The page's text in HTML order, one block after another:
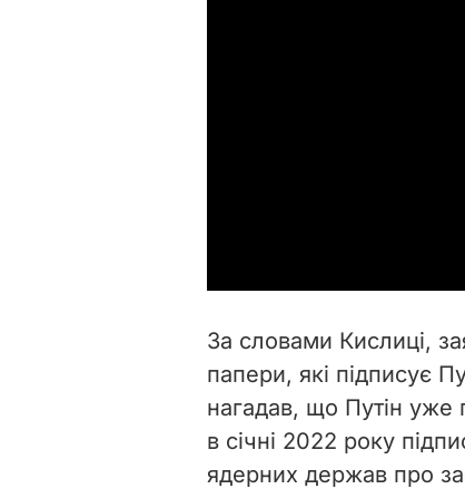
За словами Кислиці,
папери, які підписує
нагадав, що Путін уже
в січні 2022 року
ядерних держав про